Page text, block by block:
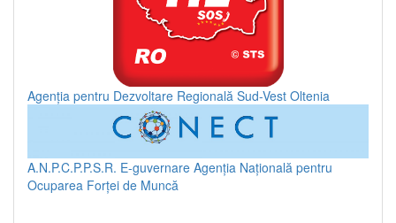
Agenția pentru Dezvoltare Regională Sud-Vest Oltenia
A.N.P.C.P.P.S.R. E-guvernare Agenția Națională pentru
Ocuparea Forței de Muncă